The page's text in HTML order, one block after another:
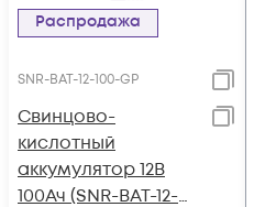
Распродажа
SNR-BAT-12-100-GP
Свинцово-
кислотный
аккумулятор 12В
100Ач (SNR-BAT-12-